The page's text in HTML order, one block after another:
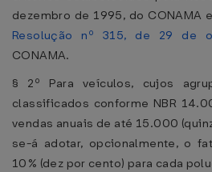
dezembro de 1995, do CONAMA
Resolução nº 315, de 29 de
CONAMA.
§ 2º Para veículos, cujos
classificados conforme NBR
vendas anuais de até 15.000
se-á adotar, opcionalmente, o
10% (dez por cento) para cada